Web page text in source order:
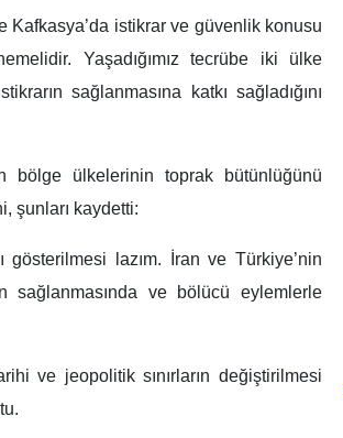
Kafkasya’da istikrar ve güvenlik konusu
Yaşadığımız tecrübe iki ülke
sağlanmasına katkı sağladığını
bölge ülkelerinin toprak bütünlüğünü
şunları kaydetti:
lazım. İran ve Türkiye’nin
ve bölücü eylemlerle
ve jeopolitik sınırların değiştirilmesi